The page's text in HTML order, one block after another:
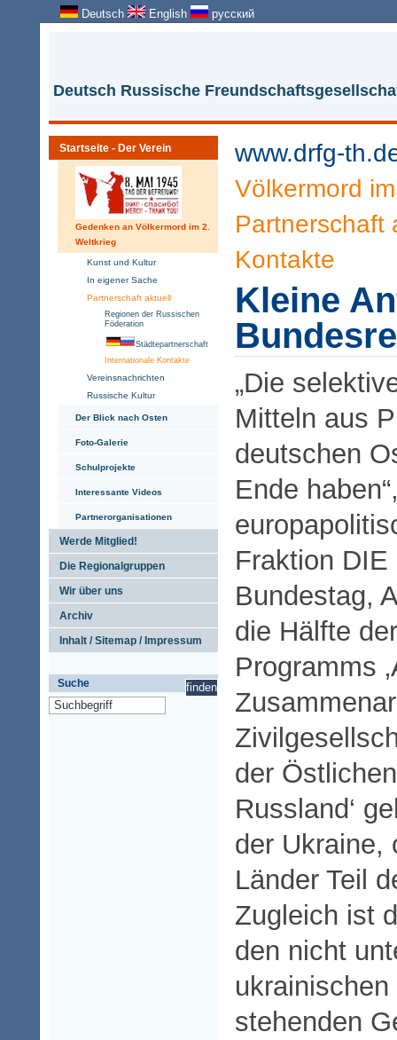
Deutsch English русский
Deutsch Russische
Startseite - Der Verein
Gedenken an Völkermord im 2.
Weltkrieg
Kunst und Kultur
In eigener Sache
Partnerschaft aktuell
Regionen der Russischen
Föderation
Städtepartnerschaft
Internationale Kontakte
Vereinsnachrichten
Russische Kultur
Der Blick nach Osten
Foto-Galerie
Schulprojekte
Interessante Videos
Partnerorganisationen
Werde Mitglied!
Die Regionalgruppen
Wir über uns
Archiv
Inhalt / Sitemap / Impressum
Suche
www.drfg-
Völkermord
Partnerschaft
Kontakte
Kleine
„Die
Mitteln aus
deutschen
Ende
Fraktion
Bundestag,
die Hälfte
Programms
der
Russland‘
der Ukraine,
Länder Teil
Zugleich ist
den nicht
stehenden